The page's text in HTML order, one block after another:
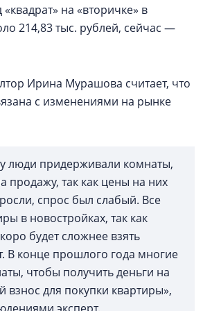
на «вторичке» в
214,83 тыс. рублей, сейчас —
Ирина Мурашова считает, что
с изменениями на рынке
люди придерживали комнаты,
продажу, так как цены на них
спрос был слабый. Все
в новостройках, так как
будет сложнее взять
В конце прошлого года многие
чтобы получить деньги на
взнос для покупки квартиры»,